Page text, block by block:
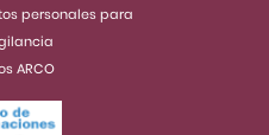
personales para
ARCO